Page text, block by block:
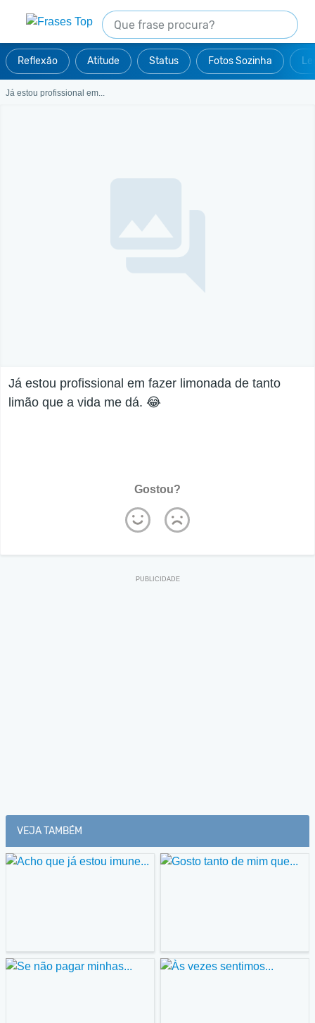
Reflexão Atitude Status Fotos Sozinha
Já estou profissional em...
Já estou profissional em fazer limonada de tanto
limão que a vida me dá. 😂
Gostou?
VEJA TAMBÉM